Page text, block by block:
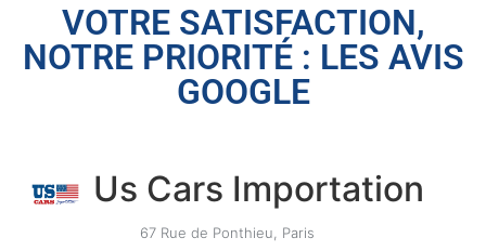
VOTRE SATISFACTION,
NOTRE PRIORITÉ : LES AVIS
GOOGLE
Us Cars Importation
67 Rue de Ponthieu, Paris